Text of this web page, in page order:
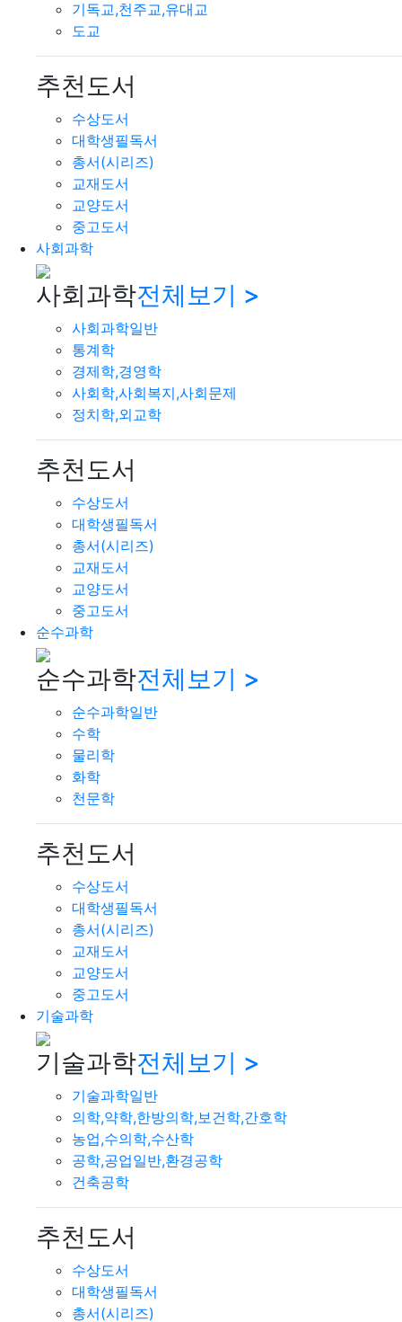
기독교,천주교,유대교
도교
추천도서
수상도서
대학생필독서
총서(시리즈)
교재도서
교양도서
중고도서
사회과학
사회과학전체보기 >
사회과학일반
통계학
경제학,경영학
사회학,사회복지,사회문제
정치학,외교학
추천도서
수상도서
대학생필독서
총서(시리즈)
교재도서
교양도서
중고도서
순수과학
순수과학전체보기 >
순수과학일반
수학
물리학
화학
천문학
추천도서
수상도서
대학생필독서
총서(시리즈)
교재도서
교양도서
중고도서
기술과학
기술과학전체보기 >
기술과학일반
의학,약학,한방의학,보건학,간호학
농업,수의학,수산학
공학,공업일반,환경공학
건축공학
추천도서
수상도서
대학생필독서
총서(시리즈)